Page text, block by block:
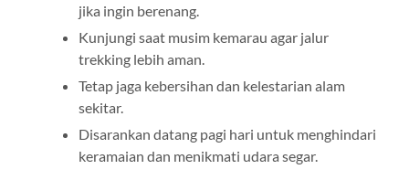
jika ingin berenang.
Kunjungi saat musim kemarau agar jalur
trekking lebih aman.
Tetap jaga kebersihan dan kelestarian alam
sekitar.
Disarankan datang pagi hari untuk menghindari
keramaian dan menikmati udara segar.